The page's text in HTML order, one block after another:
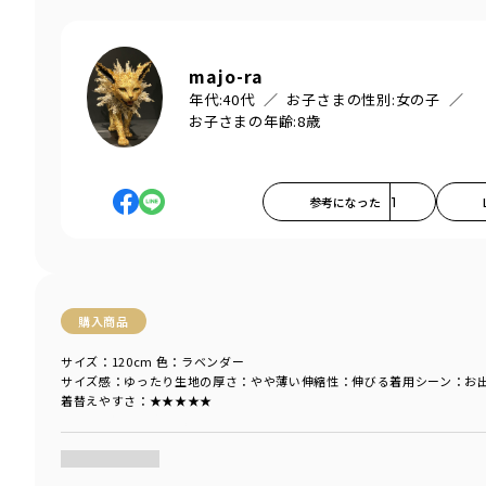
majo-ra
年代:40代 お子さまの性別:女の子
お子さまの年齢:8歳
参考になった 1
購入商品
サイズ感 ：ゆったり生地の厚さ ：やや薄い伸縮性 ：伸びる着用シーン ：お
着替えやすさ ：★★★★★
サイズ：120cm 色：ラベンダー